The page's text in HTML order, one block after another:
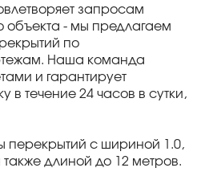
запросам
объекта - мы предлагаем
по
Наша команда
и гарантирует
в течение 24 часов в сутки,
перекрытий с шириной 1.0,
также длиной до 12 метров.